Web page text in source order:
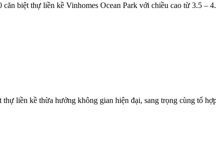
biệt thự liền kề Vinhomes Ocean Park với chiều cao từ 3.5 –
liền kề thừa hưởng không gian hiện đại, sang trọng cùng tổ